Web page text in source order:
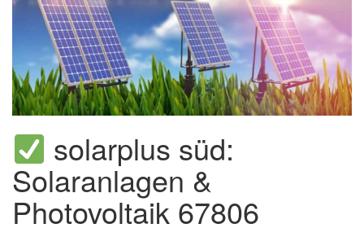
solarplus süd:
Solaranlagen &
Photovoltaik 67806